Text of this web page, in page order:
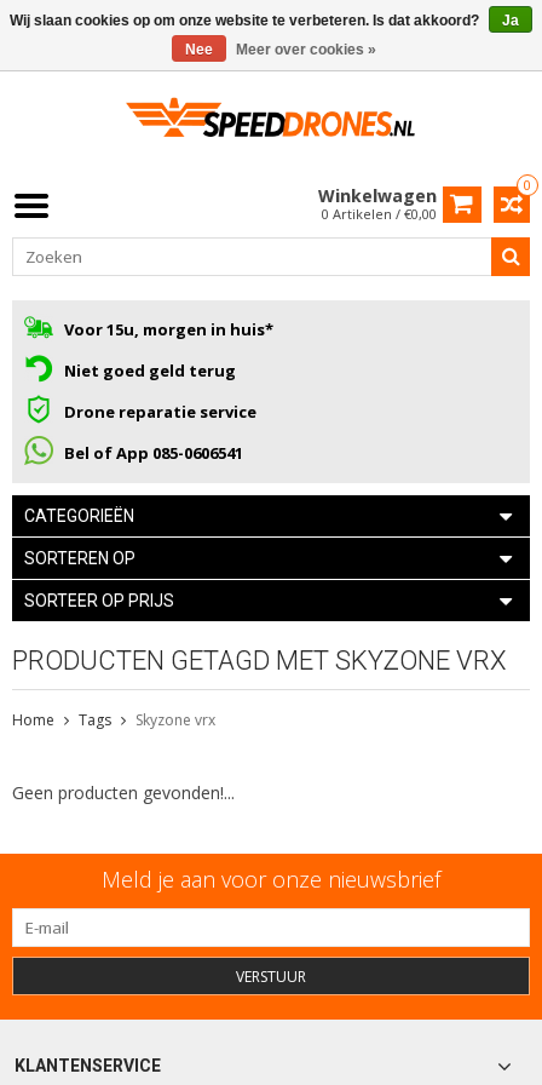
0
Winkelwagen
0 Artikelen / €0,00
Voor 15u, morgen in huis*
Niet goed geld terug
Drone reparatie service
Bel of App 085-0606541
CATEGORIEËN
SORTEREN OP
SORTEER OP PRIJS
PRODUCTEN GETAGD MET SKYZONE VRX
Home Tags Skyzone vrx
Geen producten gevonden!...
Meld je aan voor onze nieuwsbrief
VERSTUUR
KLANTENSERVICE
Wij slaan cookies op om onze website te verbeteren. Is dat akkoord?
Ja
Nee
Meer over cookies »